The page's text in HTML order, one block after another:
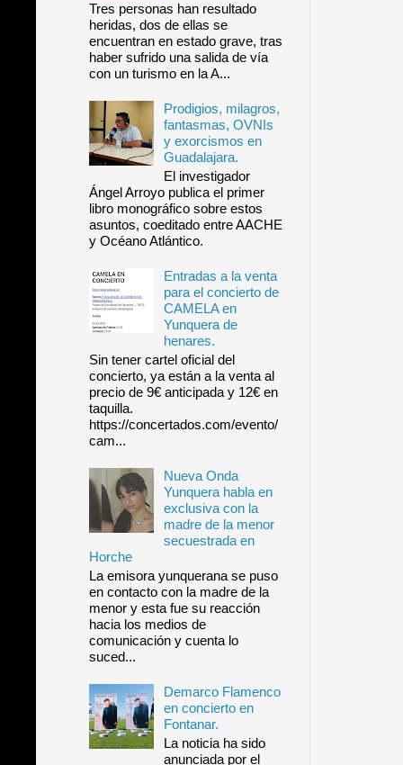
Tres personas han resultado
heridas, dos de ellas se
encuentran en estado grave, tras
haber sufrido una salida de vía
con un turismo en la A...
Prodigios, milagros,
fantasmas, OVNIs
y exorcismos en
Guadalajara.
El investigador
Ángel Arroyo publica el primer
libro monográfico sobre estos
asuntos, coeditado entre AACHE
y Océano Atlántico.
Entradas a la venta
para el concierto de
CAMELA en
Yunquera de
henares.
Sin tener cartel oficial del
concierto, ya están a la venta al
precio de 9€ anticipada y 12€ en
taquilla.
https://concertados.com/evento/
cam...
Nueva Onda
Yunquera habla en
exclusiva con la
madre de la menor
secuestrada en
Horche
La emisora yunquerana se puso
en contacto con la madre de la
menor y esta fue su reacción
hacia los medios de
comunicación y cuenta lo
suced...
Demarco Flamenco
en concierto en
Fontanar.
La noticia ha sido
anunciada por el